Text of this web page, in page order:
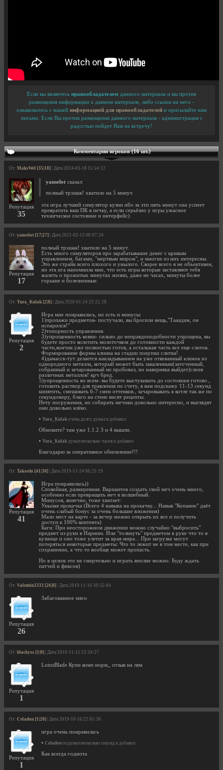
Если вы являетесь правообладателем данного материала и вы против
размещения информации о данном материале, либо ссылок на него -
ознакомьтесь с нашей информацией для правообладателей и присылайте нам
письмо. Если Вы против размещения данного материала - администрация с
радостью пойдет Вам на встречу!
Комментарии игроков (16 шт.)
От: MaksWel [35|18] | Дата 2024-03-18 15:54:12
Репутация
35
yanselot сказал:
полный трэшак! хватило на 5 минут.
эта игра лучший симулятор кузни ибо за эти пять минут она успеет
превратить ваш ПК в печку, а если серьёзно у игры ужасное
техническое состояние и интерфейс)
От: yanselot [17|27] | Дата 2021-02-13 08:07:34
Репутация
17
полный трэшак! хватило на 5 минут.
Есть много симуляторов про зарабатывание денег с кривым
управлением, багами, "мертвым миром", и многие из них интересны.
Это же страйк всего плохого и унылого. Скорее всего я не объективен,
но эта ига напомнила мне, что есть игры которые заставляют тебя
жалеть о прожитых минутах жизни, даже не часах, минуты более
горькие и болезненные.
От: Yura_Kulak [2|8] | Дата 2020-01-24 23:22:28
Репутация
2
Игра мне понравилась, но есть и минусы:
1)пропажи предметов- постучали, вы бросили вещь,"Тааадам, он
испарился!"
2)топорность управления.
3)упрощенность ковки- сильно до неправдоподобности упрощена, вы
будете просто колотить молоточком до готовности каждой
части,кончик уже полностью готов, а остальная часть все еще слиток.
Формирование формы клинка на стадии покупки слитка!
4)дамасск-тут делается накладыванием на уже откованный клинок из
однородного металла, который может быть закаленным(заточенный,
собранный и зачарованный не пробовал, но наверняка выйдет)слоев
различных металлов! крч бред.
5)упрощенность во всем- вы будете выстукивать до состояния готово.,
готовить раствор для травления по счету, я вам подскажу 11-13 секунд
кипятить, смешивать 6-7 смен оттенков., зачаровывать в котле так же по
секундомеру, благо на стене висят рецепты.
Нету погружения, но собирать мечики довольно интересно, и выглядят
они довольно клёво.
• Yura_Kulak очень долго думал и добавил:
Обновите? там уже 1.1.2 3 и 4 вышли.
• Yura_Kulak думал несколько часов и добавил:
Благодарю за оперативное обновление!!!
От: Taksedo [41|30] | Дата 2019-11-24 06:25:19
Репутация
41
Игра понравилась))
Спокойная, размеренная. Вариантов создать свой меч очень много,
особенно если превращать меч в волшебный.
Минусов, конечно, тоже хватает:
Унылая прокачка (Всего 4 навыка на прокачку... Навык "Копание" даёт
очень слабый бонус за очень большие вложения)
Мало мест на карте - за вечер можно открыть их все и получить
доступ к 100% контента)
Баги: При неосторожном движении можно случайно "выбросить"
предмет из руки в Нарнию. Или "толкнуть" предметом в руке что то в
кузнице и оно тоже улетит за края мира... При загрузке могут
потеряться некоторые предметы: Что то лежит не в том месте, как при
сохранении, а что то вообще может пропасть.
Но в целом это не смертельно и играть вполне можно. Буду ждать
патчей и фиксов)
От: Valentin3333 [26|8] | Дата 2019-11-16 10:55:04
Репутация
26
Забагованное мясо
От: blackyss [1|0] | Дата 2019-11-15 23:34:27
Репутация
1
LotusBlade Купи комп норм,, отзыв на лям
От: Celadon [1|20] | Дата 2019-10-16 22:05:36
Репутация
1
игра очень понравилась
• Celadon подумал несколько секунд и добавил:
Как всегда годнота